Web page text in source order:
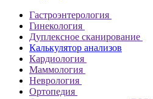
Гастроэнтерология
Гинекология
Дуплексное сканирование
Калькулятор анализов
Кардиология
Маммология
Неврология
Ортопедия